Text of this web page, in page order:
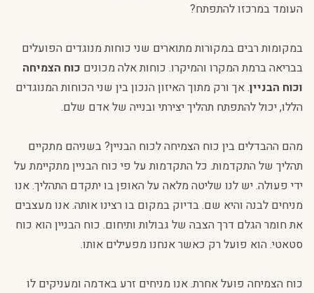
העומד במרכזו להתפתח?
במקומות רבים במקורות מתוארים שני כוחות מנוגדים הפועלים
בבריאה ברמת המקרו והמיקרו. כוחות אלה מכונים כוח הצמיחה
וכוח הבניין. אך ורק מתוך האיזון הנכון בין שני הכוחות המנוגדים
הללו, יכול להתפתח תהליך יצירתי ובנייה של אדם שלם.
מהם ההבדלים בין כוח הצמיחה לכוח הבניין? בשניהם מתקיים
תהליך של התקדמות. כל התקדמות על פי כוח הבניין מתקיימת על
ידי פעולה. יש לנו שליטה מלאה על האופן בו יתקדם התהליך. אנו
מניחים לבנה והיא שם. בדיוק במקום בו רצינו אותה. אנו מעצבים
את חומר הגלם דרך הצבה של גבולות ותיחום. כוח הבניין הוא כוח
סטאטי. הוא פועל רק כאשר אנחנו מפעילים אותו.
כוח הצמיחה פועל אחרת. אנו מניחים זרע באדמה ומעניקים לו